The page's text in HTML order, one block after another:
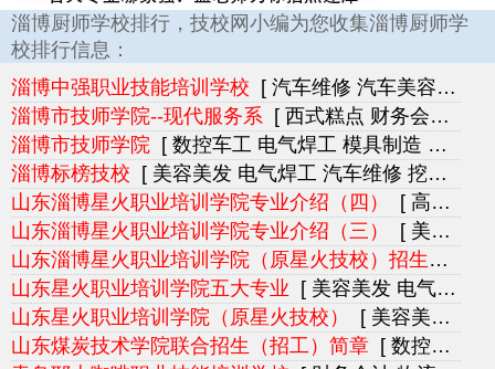
淄博厨师学校排行，技校网小编为您收集淄博厨师学
校排行信息：
淄博中强职业技能培训学校 [ 汽车维修 汽车美容 西式糕点 钣金喷漆 烘焙 家政服务]
淄博市技师学院--现代服务系 [ 西式糕点 财务会计 电子商务 学前教育 酒店管理 家政服务]
淄博市技师学院 [ 数控车工 电气焊工 模具制造 汽车驾驶 电气自动化 机电一体化]
淄博标榜技校 [ 美容美发 电气焊工 汽车维修 挖掘机 按摩 机电一体化]
山东淄博星火职业培训学院专业介绍（四）
[ 高铁乘务 营养师 育婴师 跆拳道 按摩 机电一体化]
山东淄博星火职业培训学院专业介绍（三）
[ 美容美发 摄影化妆 计算机应用 组装维修 按摩 机电一体化]
山东淄博星火职业培训学院（原星火技校）招生简章
山东星火职业培训学院五大专业 [ 美容美发 电气焊工 电子电工 电气自动化 汽车维修 汽车美容]
山东星火职业培训学院（原星火技校）
[ 美容美发 数控车工 电气焊工 电子电工 家电制冷 汽车驾驶]
山东煤炭技术学院联合招生（招工）简章 [ 数控车工 电气焊工 机电一体化 机械技工 钳工铆工 煤矿机械]